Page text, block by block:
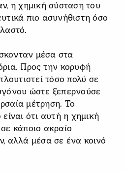
η χημική σύσταση του
πιο ασυνήθιστη όσο
μέσα στα
Προς την κορυφή
τόσο πολύ σε
ώστε ξεπερνούσε
μέτρηση. Το
ότι αυτή η χημική
κάποιο ακραίο
αλλά μέσα σε ένα κοινό